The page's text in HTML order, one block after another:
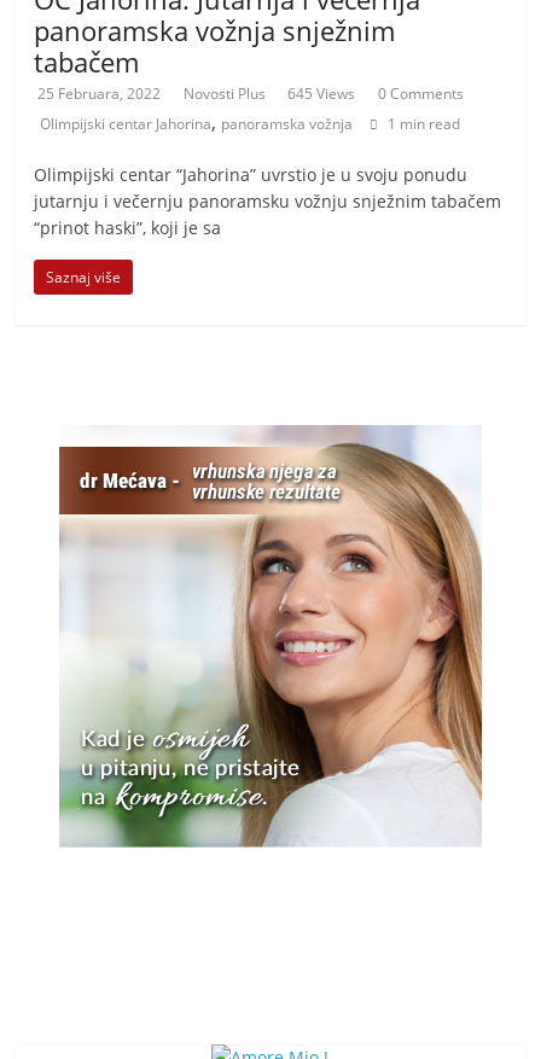
panoramska vožnja snježnim
tabačem
25 Februara, 2022 Novosti Plus 645 Views
0 Comments
Olimpijski centar Jahorina, panoramska vožnja 1 min read
Olimpijski centar “Jahorina” uvrstio je u svoju ponudu
jutarnju i večernju panoramsku vožnju snježnim tabačem
“prinot haski”, koji je sa
Saznaj više